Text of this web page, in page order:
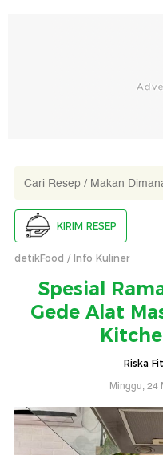
KIRIM RESEP
detikFood Info Kuliner
Spesial
Gede Alat
Riska
Minggu, 24